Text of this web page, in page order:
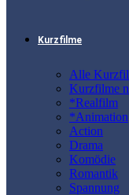
Kurzfilme
Alle
Kurzfilme
*Realfilm
*Animation
Action
Drama
Komödie
Romantik
Spannung